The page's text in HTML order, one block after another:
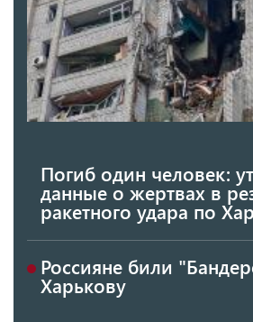
Погиб один человек:
данные о жертвах в
ракетного удара по
Россияне били
Харькову